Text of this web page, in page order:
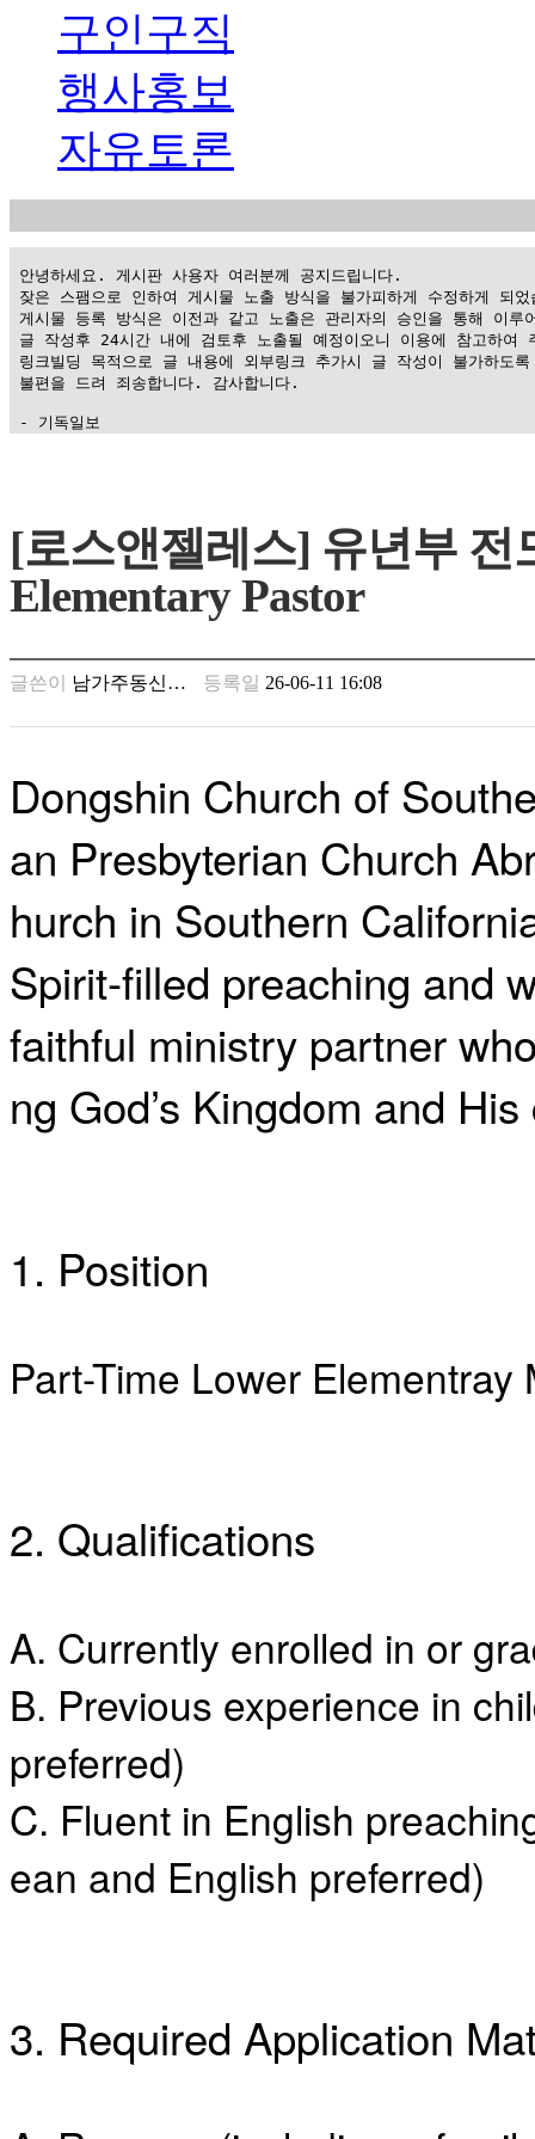
구인구직
행사홍보
자유토론
안녕하세요. 게시판 사용자 여러분께 공지드립니다.
잦은 스팸으로 인하여 게시물 노출 방식을 불가피하게 수정하게 되었
게시물 등록 방식은 이전과 같고 노출은 관리자의 승인을 통해 이루
글 작성후 24시간 내에 검토후 노출될 예정이오니 이용에 참고하여
링크빌딩 목적으로 글 내용에 외부링크 추가시 글 작성이 불가하도
불편을 드려 죄송합니다. 감사합니다.
- 기독일보
남
찾
기
은
링
크
주
소
합
출
장
마
브
약
주
비
아
릴
리
부
전
약
임
중
코
리
아
e
스
사
이
료
[로스앤젤레스] 유년부 전
Elementary Pastor
글쓴이 남가주동신… 등록일 26-06-11 16:08
Dongshin Church of
an Presbyterian Church
hurch in Southern
Spirit-filled preaching and
faithful ministry partner
ng God’s Kingdom and
1. Position
Part-Time Lower
2. Qualifications
A. Currently enrolled in or
B. Previous experience in
preferred)
C. Fluent in English
ean and English preferred)
3. Required Application